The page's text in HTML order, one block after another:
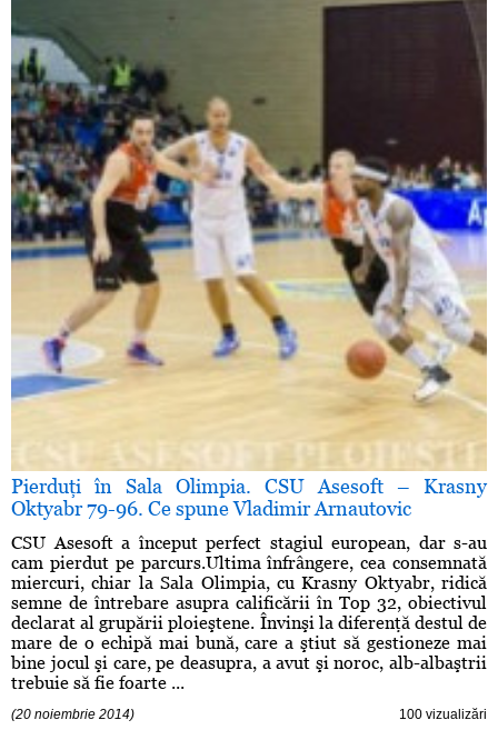
Pierduţi în Sala Olimpia. CSU Asesoft – Krasny
Oktyabr 79-96. Ce spune Vladimir Arnautovic
CSU Asesoft a început perfect stagiul european, dar s-au
cam pierdut pe parcurs.Ultima înfrângere, cea consemnată
miercuri, chiar la Sala Olimpia, cu Krasny Oktyabr, ridică
semne de întrebare asupra calificării în Top 32, obiectivul
declarat al grupării ploieştene. Învinşi la diferenţă destul de
mare de o echipă mai bună, care a ştiut să gestioneze mai
bine jocul şi care, pe deasupra, a avut şi noroc, alb-albaştrii
trebuie să fie foarte ...
(20 noiembrie 2014) 100 vizualizări